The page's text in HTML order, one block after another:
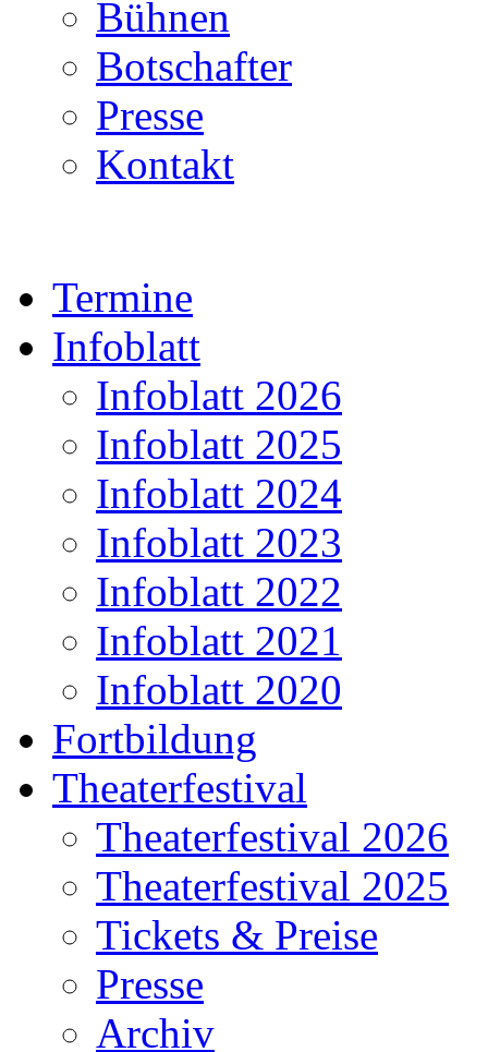
Bühnen
Botschafter
Presse
Kontakt
Termine
Infoblatt
Infoblatt 2026
Infoblatt 2025
Infoblatt 2024
Infoblatt 2023
Infoblatt 2022
Infoblatt 2021
Infoblatt 2020
Fortbildung
Theaterfestival
Theaterfestival 2026
Theaterfestival 2025
Tickets & Preise
Presse
Archiv